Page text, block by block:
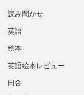
読み聞かせ
英語
絵本
英語絵本レビュー
田舎